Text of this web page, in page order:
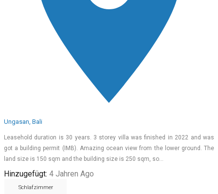
Ungasan, Bali
Leasehold duration is 30 years. 3 storey villa was finished in 2022 and was
got a building permit (IMB). Amazing ocean view from the lower ground. The
land size is 150 sqm and the building size is 250 sqm, so…
Hinzugefügt: 4 Jahren Ago
Schlafzimmer